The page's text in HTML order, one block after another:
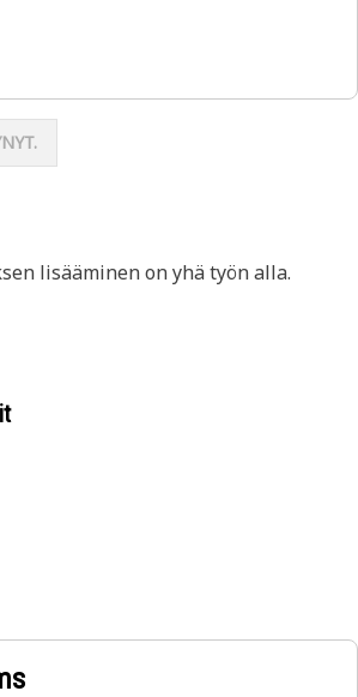
lisääminen on yhä työn alla.